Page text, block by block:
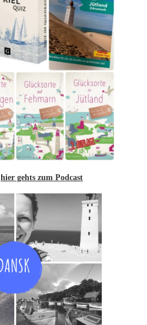
hier gehts zum Podcast